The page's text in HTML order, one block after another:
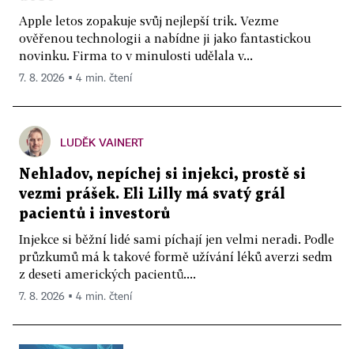
Apple letos zopakuje svůj nejlepší trik. Vezme
ověřenou technologii a nabídne ji jako fantastickou
novinku. Firma to v minulosti udělala v...
7. 8. 2026 ▪ 4 min. čtení
LUDĚK VAINERT
Nehladov, nepíchej si injekci, prostě si
vezmi prášek. Eli Lilly má svatý grál
pacientů i investorů
Injekce si běžní lidé sami píchají jen velmi neradi. Podle
průzkumů má k takové formě užívání léků averzi sedm
z deseti amerických pacientů....
7. 8. 2026 ▪ 4 min. čtení